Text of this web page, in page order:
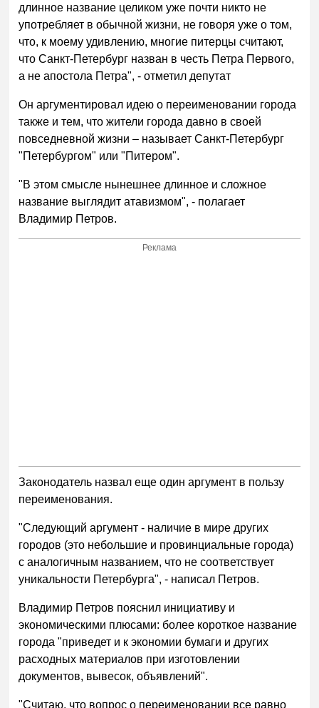
длинное название целиком уже почти никто не
употребляет в обычной жизни, не говоря уже о том,
что, к моему удивлению, многие питерцы считают,
что Санкт-Петербург назван в честь Петра Первого,
а не апостола Петра", - отметил депутат
Он аргументировал идею о переименовании города
также и тем, что жители города давно в своей
повседневной жизни – называет Санкт-Петербург
"Петербургом" или "Питером".
"В этом смысле нынешнее длинное и сложное
название выглядит атавизмом", - полагает
Владимир Петров.
Реклама
Законодатель назвал еще один аргумент в пользу
переименования.
"Следующий аргумент - наличие в мире других
городов (это небольшие и провинциальные города)
с аналогичным названием, что не соответствует
уникальности Петербурга", - написал Петров.
Владимир Петров пояснил инициативу и
экономическими плюсами: более короткое название
города "приведет и к экономии бумаги и других
расходных материалов при изготовлении
документов, вывесок, объявлений".
"Считаю, что вопрос о переименовании все равно